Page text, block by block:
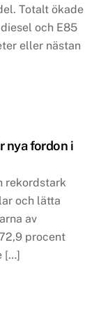
Totalt ökade
och E85
eller nästan
nya fordon i
rekordstark
och lätta
av
procent
[…]